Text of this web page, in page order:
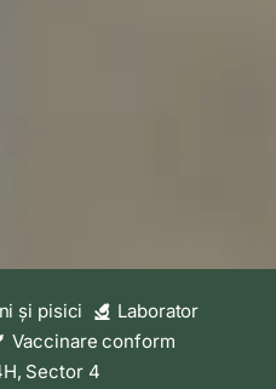
și pisici
Laborator
Vaccinare conform
Sector 4